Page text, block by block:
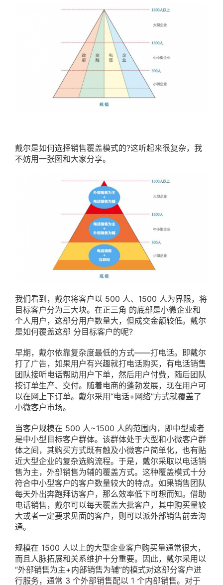
戴尔是如何选择销售覆盖模式的?这听起来很复杂，我
不妨用一张图和大家分享。
我们看到，戴尔将客户以 500 人、1500 人为界限，将
目标客户分为三大块。在正三角 的底部是小微企业和
个人用户，这部分用户数量大，但成交金额较低。戴尔
是如何覆盖这部 分目标客户的呢?
早期，戴尔依靠复杂度最低的方式——打电话。即戴尔
打了广告，如果用户有兴趣就打电话购买，有电话销售
团队接听电话帮助用户下单，然后用户付费，随后团队
按订单生产、交付。随着电商的蓬勃发展，现在用户可
以在网上下订单。戴尔采用“电话+网络”方式就覆盖了
小微客户市场。
当客户规模在 500 人~1500 人的范围内，即中型或者
是中小型目标客户群体。该群体处于大型和小微客户群
体之间，其购买方式既有触及小微客户简单化，也有贴
近大型企业的复杂选购流程。于是，戴尔采取以电话销
售为主，外部销售为辅的覆盖方式。这种覆盖模式十分
符合中小型客户的客户数量较大的特点。如果销售团队
每天外出奔跑拜访客户，那么效率低下可想而知。借助
电话销售，戴尔可以每天覆盖大批客户，其中购买量较
大或者一定要求见面的客户，则可以派外部销售前去沟
通。
规模在 1500 人以上的大型企业客户购买量通常很大，
而且人脉拓展和关系维护十分重要。因此，戴尔采用以
“外部销售为主+内部销售为辅”的模式对这部分客户进
行服务，通常 3 个外部销售配以 1 个内部销售。对于